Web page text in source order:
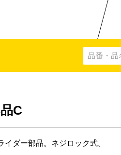
C
ダー部品。ネジロック式。